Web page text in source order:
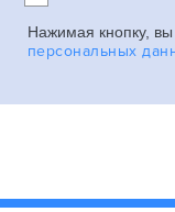
Нажимая кнопку, вы
персональных